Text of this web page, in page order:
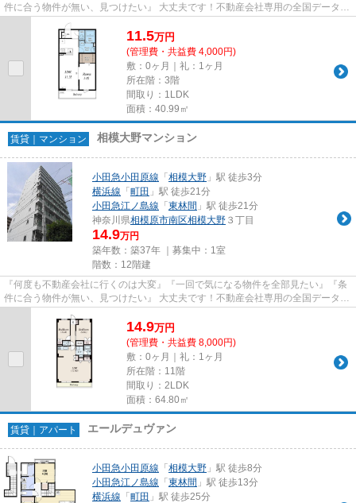
件に合う物件が無い、見つけたい』 大丈夫です！不動産会社専用の全国データベ
ースを利用して、エリアを問...
11.5万円
(管理費・共益費 4,000円)
敷：0ヶ月｜礼：1ヶ月
所在階：3階
間取り：1LDK
面積：40.99㎡
賃貸｜マンション 相模大野マンション
小田急小田原線 「 相模大野 」駅 徒歩3分
横浜線 「 町田 」駅 徒歩21分
小田急江ノ島線 「 東林間 」駅 徒歩21分
神奈川県相模原市南区相模大野 ３丁目
14.9万円
築年数：築37年 ｜募集中： 1室
階数：12階建
『何度も不動産会社に行くのは大変』『一回で気になる物件を全部見たい』『条
件に合う物件が無い、見つけたい』 大丈夫です！不動産会社専用の全国データベ
14.9万円
(管理費・共益費 8,000円)
敷：0ヶ月｜礼：1ヶ月
所在階：11階
間取り：2LDK
面積：64.80㎡
賃貸｜アパート エールデュヴァン
小田急小田原線 「 相模大野 」駅 徒歩8分
小田急江ノ島線 「 東林間 」駅 徒歩13分
横浜線 「 町田 」駅 徒歩25分